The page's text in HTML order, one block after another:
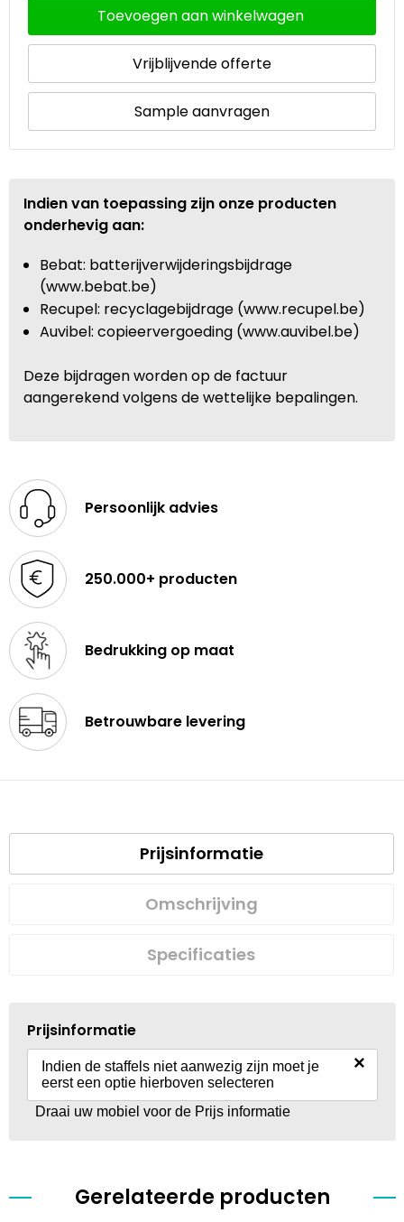
Toevoegen aan winkelwagen
Vrijblijvende offerte
Sample aanvragen
Indien van toepassing zijn onze producten
onderhevig aan:
Bebat: batterijverwijderingsbijdrage
(www.bebat.be)
Recupel: recyclagebijdrage (www.recupel.be)
Auvibel: copieervergoeding (www.auvibel.be)
Deze bijdragen worden op de factuur
aangerekend volgens de wettelijke bepalingen.
Persoonlijk advies
250.000+ producten
Bedrukking op maat
Betrouwbare levering
Prijsinformatie
Omschrijving
Specificaties
Prijsinformatie
Indien de staffels niet aanwezig zijn moet je
eerst een optie hierboven selecteren
×
Draai uw mobiel voor de Prijs informatie
Gerelateerde producten